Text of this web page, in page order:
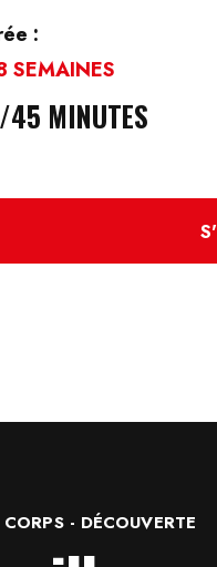
:
SEMAINES
MINUTES
- DÉCOUVERTE